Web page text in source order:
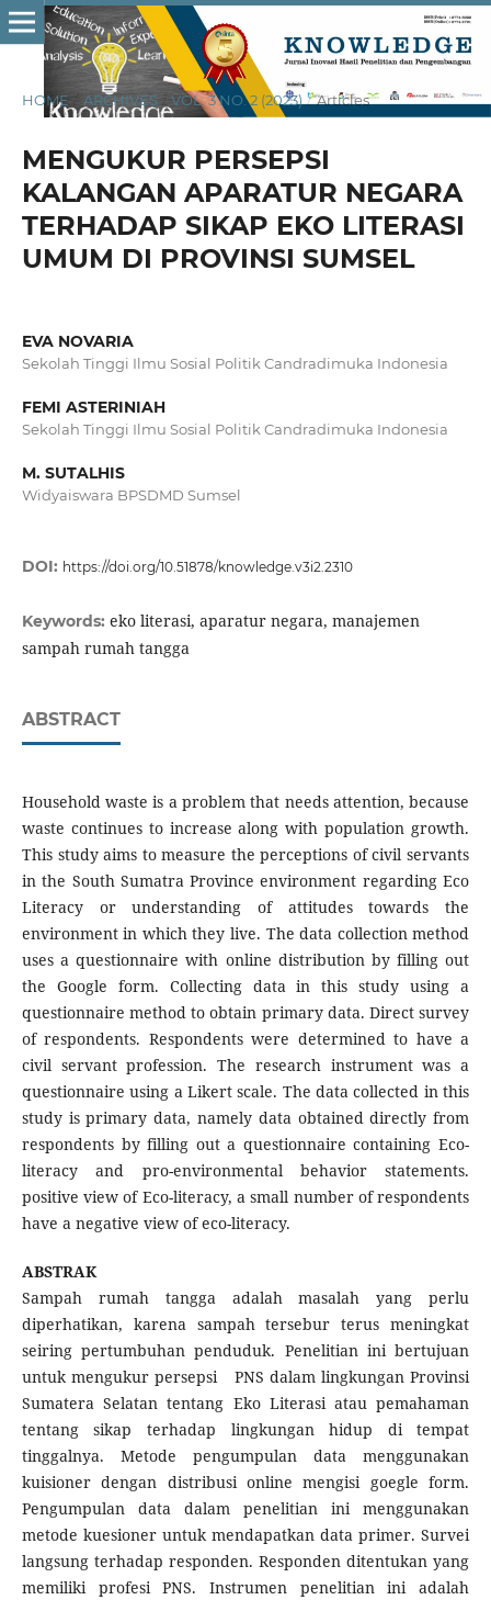
HOME ARCHIVES / VOL. 3 NO. 2 (2023) / Articles
MENGUKUR PERSEPSI
KALANGAN APARATUR NEGARA
TERHADAP SIKAP EKO LITERASI
UMUM DI PROVINSI SUMSEL
EVA NOVARIA
Sekolah Tinggi Ilmu Sosial Politik Candradimuka Indonesia
FEMI ASTERINIAH
Sekolah Tinggi Ilmu Sosial Politik Candradimuka Indonesia
M. SUTALHIS
Widyaiswara BPSDMD Sumsel
DOI: https://doi.org/10.51878/knowledge.v3i2.2310
Keywords: eko literasi, aparatur negara, manajemen
sampah rumah tangga
ABSTRACT
Household waste is a problem that needs attention, because
waste continues to increase along with population growth.
This study aims to measure the perceptions of civil servants
in the South Sumatra Province environment regarding Eco
Literacy or understanding of attitudes towards the
environment in which they live. The data collection method
uses a questionnaire with online distribution by filling out
the Google form. Collecting data in this study using a
questionnaire method to obtain primary data. Direct survey
of respondents. Respondents were determined to have a
civil servant profession. The research instrument was a
questionnaire using a Likert scale. The data collected in this
study is primary data, namely data obtained directly from
respondents by filling out a questionnaire containing Eco-
literacy and pro-environmental behavior statements.
positive view of Eco-literacy, a small number of respondents
have a negative view of eco-literacy.
ABSTRAK
Sampah rumah tangga adalah masalah yang perlu
diperhatikan, karena sampah tersebur terus meningkat
seiring pertumbuhan penduduk. Penelitian ini bertujuan
untuk mengukur persepsi PNS dalam lingkungan Provinsi
Sumatera Selatan tentang Eko Literasi atau pemahaman
tentang sikap terhadap lingkungan hidup di tempat
tinggalnya. Metode pengumpulan data menggunakan
kuisioner dengan distribusi online mengisi goegle form.
Pengumpulan data dalam penelitian ini menggunakan
metode kuesioner untuk mendapatkan data primer. Survei
langsung terhadap responden. Responden ditentukan yang
memiliki profesi PNS. Instrumen penelitian ini adalah